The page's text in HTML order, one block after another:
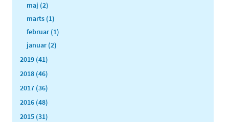
maj (2)
marts (1)
februar (1)
januar (2)
2019 (41)
2018 (46)
2017 (36)
2016 (48)
2015 (31)